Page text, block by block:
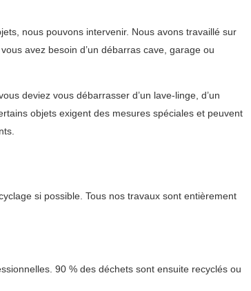
nous pouvons intervenir. Nous avons travaillé sur
avez besoin d’un débarras cave, garage ou
deviez vous débarrasser d’un lave-linge, d’un
objets exigent des mesures spéciales et peuvent
si possible. Tous nos travaux sont entièrement
90 % des déchets sont ensuite recyclés ou